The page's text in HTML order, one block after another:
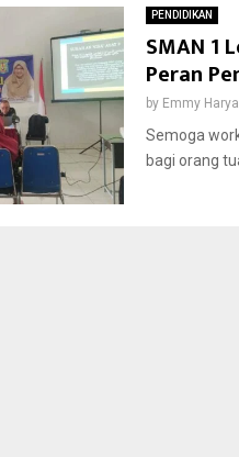
PENDIDIKAN
SMAN 1
Peran
by Emmy
Semoga
bagi orang